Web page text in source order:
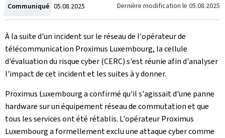
Communiqué Crée
le
05.08.2025 Dernière modification le 05.08.2025
À la suite d'un incident sur le réseau de l'opérateur de
télécommunication Proximus Luxembourg, la cellule
d'évaluation du risque cyber (CERC) s'est réunie afin d'analyser
l'impact de cet incident et les suites à y donner.
Proximus Luxembourg a confirmé qu'il s'agissait d'une panne
hardware sur un équipement réseau de commutation et que
tous les services ont été rétablis. L'opérateur Proximus
Luxembourg a formellement exclu une attaque cyber comme